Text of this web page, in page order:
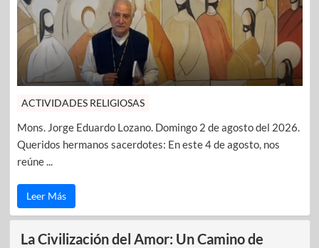
ACTIVIDADES RELIGIOSAS
Mons. Jorge Eduardo Lozano. Domingo 2 de agosto del 2026.
Queridos hermanos sacerdotes: En este 4 de agosto, nos
reúne ...
Leer Más
La Civilización del Amor: Un Camino de